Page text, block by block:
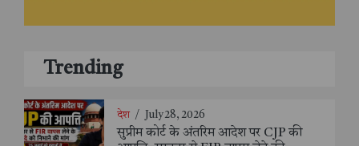
Trending
देश / July 28, 2026
सुप्रीम कोर्ट के अंतरिम आदेश पर CJP की